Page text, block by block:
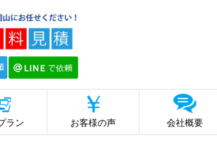
ラン お客様の声 会社概要